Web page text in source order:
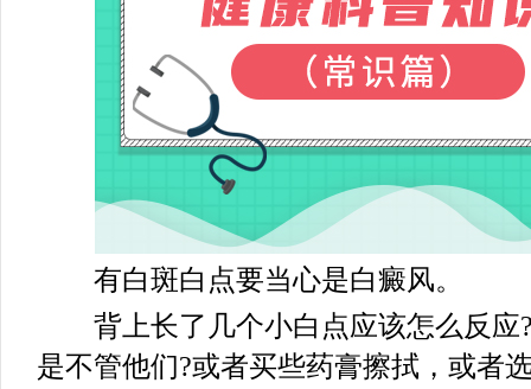
有白斑白点要当心是白癜风。
背上长了几个小白点应该怎么反应
是不管他们?或者买些药膏擦拭，或者